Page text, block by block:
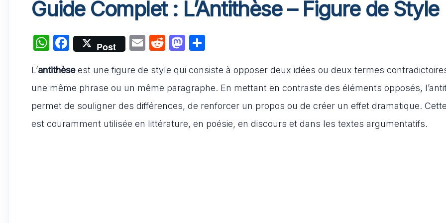
Guide Complet : L’Antithèse – Figure de Style
W
at
s
A
p
F
a
c
e
b
o
Post
E
ai
l
R
d
di
t
M
st
o
d
o
ta
g
er
L’antithèseest une figure de style qui consiste à opposer deux idées ou deux termes
une même phrase ou un même paragraphe. En mettant en contraste des éléments opposés,
permet de souligner des différences, de renforcer un propos ou de créer un effet dramatique.
est couramment utilisée en littérature, en poésie, en discours et dans les textes argumentatifs.